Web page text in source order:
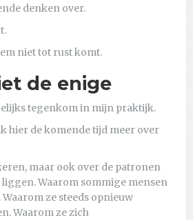
denken over.
niet tot rust komt.
de enige
tegenkom in mijn praktijk.
hier de komende tijd meer over
maar ook over de patronen
Waarom sommige mensen
ze steeds opnieuw
Waarom ze zich